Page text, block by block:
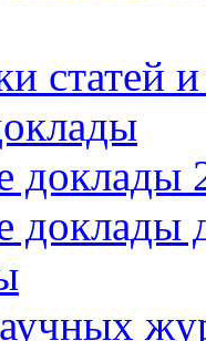
статей
доклады
доклады